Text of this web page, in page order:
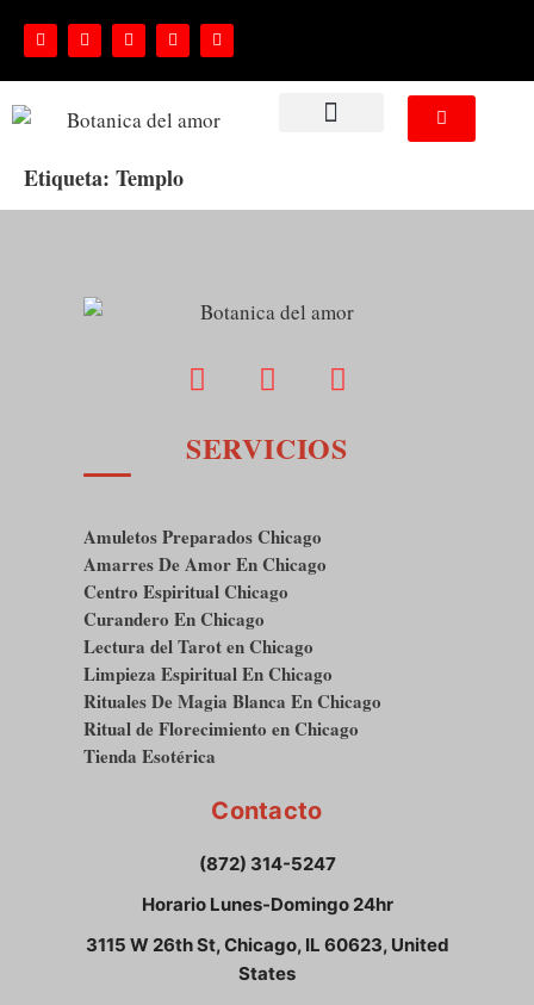
Etiqueta: Templo
SERVICIOS
Amuletos Preparados Chicago
Amarres De Amor En Chicago
Centro Espiritual Chicago
Curandero En Chicago
Lectura del Tarot en Chicago
Limpieza Espiritual En Chicago
Rituales De Magia Blanca En Chicago
Ritual de Florecimiento en Chicago
Tienda Esotérica
Contacto
(872) 314-5247
Horario Lunes-Domingo 24hr
3115 W 26th St, Chicago, IL 60623, United
States